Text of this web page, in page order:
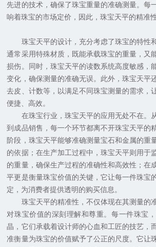
先进的技术，确保了珠宝重量的准确测量。每
响着珠宝的市场定价，因此，珠宝天平的精准
珠宝天平的设计，充分考虑了珠宝的特性
通常采用特殊材质，既能承载珠宝的重量，又
损伤。同时，珠宝天平的读数系统高度敏感，
变化，确保测量的准确无误。此外，珠宝天平
去皮、计数等，以满足不同珠宝测量的需求，
便捷、高效。
在珠宝行业，珠宝天平的应用无处不在。
到成品销售，每一个环节都离不开珠宝天平的
阶段，珠宝天平能够准确测量宝石和金属的重
的依据；在生产加工过程中，珠宝天平则用于
的重量，确保生产过程的准确性和高效性；在
平更是衡量珠宝价值的关键，它让每一件珠宝
定，为消费者提供透明的购买信息。
珠宝天平的精准性，不仅体现在其测量的
对珠宝价值的深刻理解和尊重。每一件珠宝
晶，它们承载着设计师的心血和工匠的技艺，
准衡量为珠宝的价值赋予了公正的尺度。它让